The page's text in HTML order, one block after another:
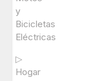
y
Bicicletas
Eléctricas
▷
Hogar